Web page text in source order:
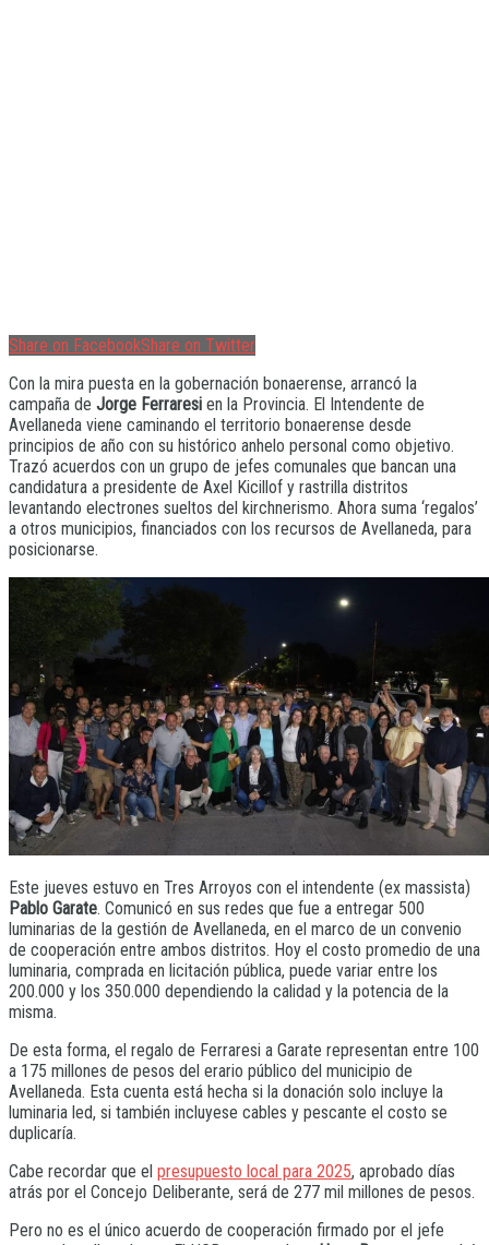
Share on FacebookShare on Twitter
Con la mira puesta en la gobernación bonaerense, arrancó la
campaña de Jorge Ferraresi en la Provincia. El Intendente de
Avellaneda viene caminando el territorio bonaerense desde
principios de año con su histórico anhelo personal como objetivo.
Trazó acuerdos con un grupo de jefes comunales que bancan una
candidatura a presidente de Axel Kicillof y rastrilla distritos
levantando electrones sueltos del kirchnerismo. Ahora suma ‘regalos’
a otros municipios, financiados con los recursos de Avellaneda, para
posicionarse.
Este jueves estuvo en Tres Arroyos con el intendente (ex massista)
Pablo Garate. Comunicó en sus redes que fue a entregar 500
luminarias de la gestión de Avellaneda, en el marco de un convenio
de cooperación entre ambos distritos. Hoy el costo promedio de una
luminaria, comprada en licitación pública, puede variar entre los
200.000 y los 350.000 dependiendo la calidad y la potencia de la
misma.
De esta forma, el regalo de Ferraresi a Garate representan entre 100
a 175 millones de pesos del erario público del municipio de
Avellaneda. Esta cuenta está hecha si la donación solo incluye la
luminaria led, si también incluyese cables y pescante el costo se
duplicaría.
Cabe recordar que el presupuesto local para 2025, aprobado días
atrás por el Concejo Deliberante, será de 277 mil millones de pesos.
Pero no es el único acuerdo de cooperación firmado por el jefe